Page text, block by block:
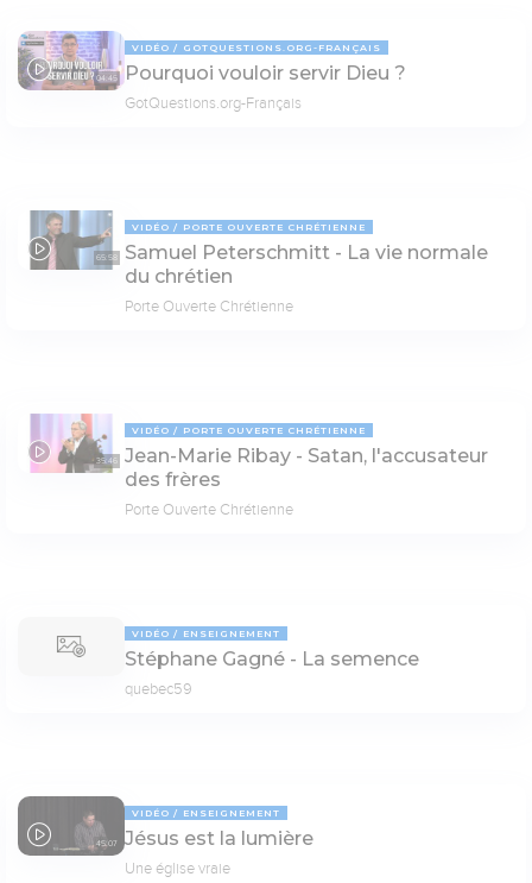
04:45
VIDÉO GOTQUESTIONS.ORG-FRANÇAIS
Pourquoi vouloir servir Dieu ?
GotQuestions.org-Français
65:58
VIDÉO PORTE OUVERTE CHRÉTIENNE
Samuel Peterschmitt - La vie normale
du chrétien
Porte Ouverte Chrétienne
35:46
VIDÉO PORTE OUVERTE CHRÉTIENNE
Jean-Marie Ribay - Satan, l'accusateur
des frères
Porte Ouverte Chrétienne
VIDÉO ENSEIGNEMENT
Stéphane Gagné - La semence
quebec59
45:07
VIDÉO ENSEIGNEMENT
Jésus est la lumière
Une église vraie